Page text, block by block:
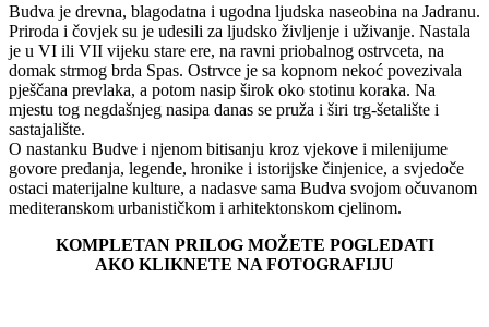
Budva je drevna, blagodatna i ugodna ljudska naseobina na Jadranu.
Priroda i čovjek su je udesili za ljudsko življenje i uživanje. Nastala
je u VI ili VII vijeku stare ere, na ravni priobalnog ostrvceta, na
domak strmog brda Spas. Ostrvce je sa kopnom nekoć povezivala
pješčana prevlaka, a potom nasip širok oko stotinu koraka. Na
mjestu tog negdašnjeg nasipa danas se pruža i širi trg-šetalište i
sastajalište.
O nastanku Budve i njenom bitisanju kroz vjekove i milenijume
govore predanja, legende, hronike i istorijske činjenice, a svjedoče
ostaci materijalne kulture, a nadasve sama Budva svojom očuvanom
mediteranskom urbanističkom i arhitektonskom cjelinom.
KOMPLETAN PRILOG MOŽETE POGLEDATI
AKO KLIKNETE NA FOTOGRAFIJU